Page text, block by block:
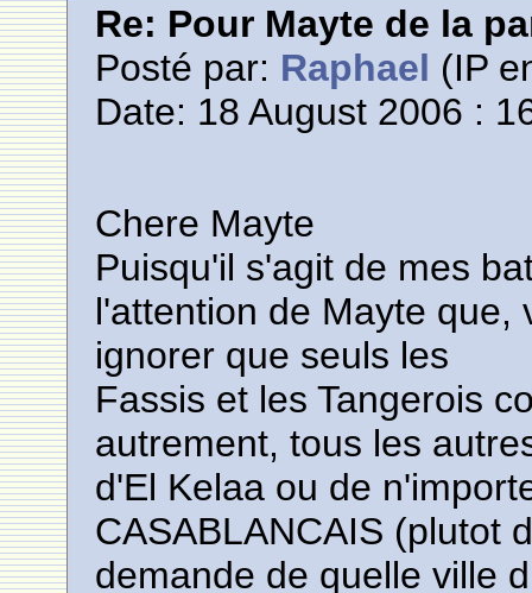
Re: Pour Mayte de la
Posté par: Raphael (IP
Date: 18 August 2006 :
Chere Mayte
Puisqu'il s'agit de mes
l'attention de Mayte que,
ignorer que seuls les
Fassis et les Tangerois
autrement, tous les
d'El Kelaa ou de
CASABLANCAIS (plutot
demande de quelle ville